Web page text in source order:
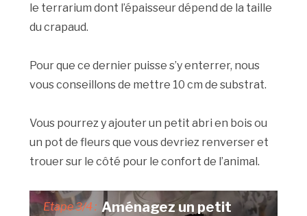
le terrarium dont l’épaisseur dépend de la taille
du crapaud.
Pour que ce dernier puisse s’y enterrer, nous
vous conseillons de mettre 10 cm de substrat.
Vous pourrez y ajouter un petit abri en bois ou
un pot de fleurs que vous devriez renverser et
trouer sur le côté pour le confort de l’animal.
Etape 3/4 : Aménagez un petit